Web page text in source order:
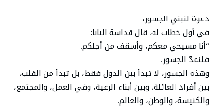
دعوة لنبني الجسور،
في أول خطاب له، قال قداسة البابا:
“أنا مسيحي معكم، وأسقف من أجلكم.
فلنمدّ الجسور.
وهذه الجسور، لا تبدأ بين الدول فقط، بل تبدأ من القلب،
بين أفراد العائلة، وبين أبناء الرعية، وفي العمل، والمجتمع،
والكنيسة، والوطن، والعالم.